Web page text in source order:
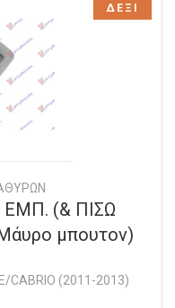
(& ΠΙΣΩ
μπουτον)
CABRIO (2011-2013)
ΔΕΞΙ